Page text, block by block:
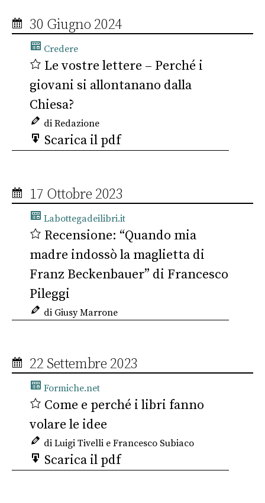
30 Giugno 2024
Credere
Le vostre lettere – Perché i
giovani si allontanano dalla
Chiesa?
di Redazione
Scarica il pdf
17 Ottobre 2023
Labottegadeilibri.it
Recensione: “Quando mia
madre indossò la maglietta di
Franz Beckenbauer” di Francesco
Pileggi
di Giusy Marrone
22 Settembre 2023
Formiche.net
Come e perché i libri fanno
volare le idee
di Luigi Tivelli e Francesco Subiaco
Scarica il pdf